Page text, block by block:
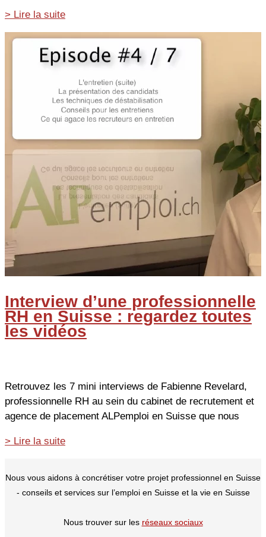
10
qui
expliquent
pas
> Lire la suite
Interview d’une professionnelle
RH en Suisse : regardez toutes
les vidéos
Retrouvez les 7 mini interviews de Fabienne Revelard,
professionnelle RH au sein du cabinet de recrutement et
agence de placement ALPemploi en Suisse que nous
Interview
> Lire la suite
Nous vous aidons à concrétiser votre projet professionnel en Suisse
- conseils et services sur l’emploi en Suisse et la vie en Suisse
Nous trouver sur les réseaux sociaux